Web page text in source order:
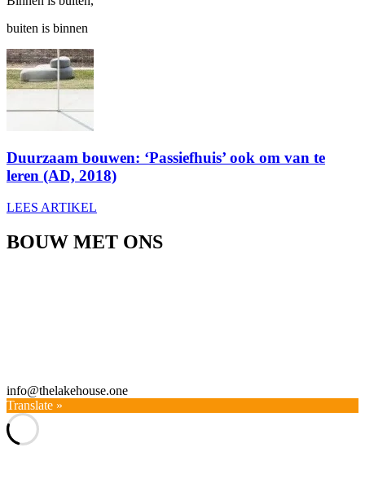
buiten is binnen
Duurzaam bouwen: ‘Passiefhuis’ ook om van te
leren (AD, 2018)
LEES ARTIKEL
BOUW MET ONS
info@thelakehouse.one
Translate »